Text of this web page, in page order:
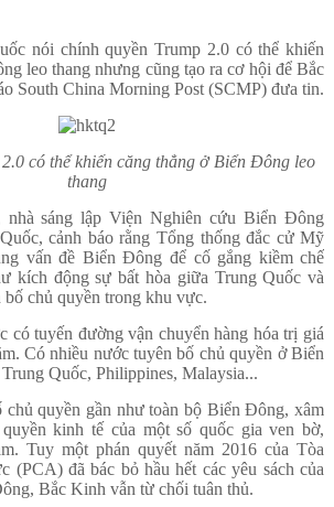
nói chính quyền Trump 2.0 có thể khiến
leo thang nhưng cũng tạo ra cơ hội để Bắc
South China Morning Post (SCMP) đưa tin.
có thể khiến căng thẳng ở Biển Đông leo
thang
sáng lập Viện Nghiên cứu Biển Đông
cảnh báo rằng Tổng thống đắc cử Mỹ
vấn đề Biển Đông để cố gắng kiềm chế
kích động sự bất hòa giữa Trung Quốc và
bố chủ quyền trong khu vực.
tuyến đường vận chuyển hàng hóa trị giá
Có nhiều nước tuyên bố chủ quyền ở Biển
Quốc, Philippines, Malaysia...
chủ quyền gần như toàn bộ Biển Đông, xâm
kinh tế của một số quốc gia ven bờ,
Tuy một phán quyết năm 2016 của Tòa
(PCA) đã bác bỏ hầu hết các yêu sách của
Bắc Kinh vẫn từ chối tuân thủ.